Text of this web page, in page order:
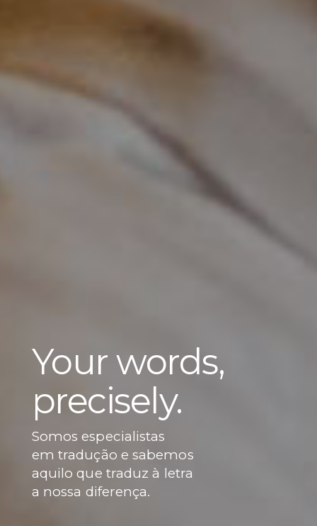
Your words,
precisely.
Somos especialistas
em tradução e sabemos
aquilo que traduz à letra
a nossa diferença.